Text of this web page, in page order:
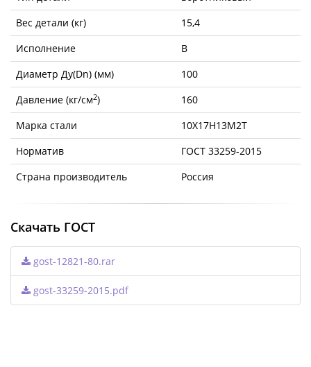
Вес детали (кг)
15,4
Исполнение
B
Диаметр Ду(Dn) (мм)
100
Давление (кг/см2)
160
Марка стали
10Х17Н13М2Т
Норматив
ГОСТ 33259-2015
Страна производитель
Россия
Скачать ГОСТ
gost-12821-80.rar
gost-33259-2015.pdf